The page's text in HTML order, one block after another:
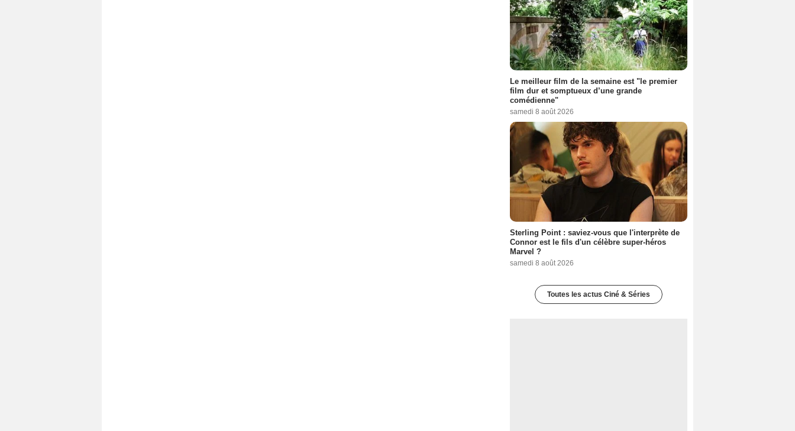
Le meilleur film de la semaine est "le premier
film dur et somptueux d’une grande
comédienne"
samedi 8 août 2026
Sterling Point : saviez-vous que l'interprète de
Connor est le fils d'un célèbre super-héros
Marvel ?
samedi 8 août 2026
Toutes les actus Ciné & Séries